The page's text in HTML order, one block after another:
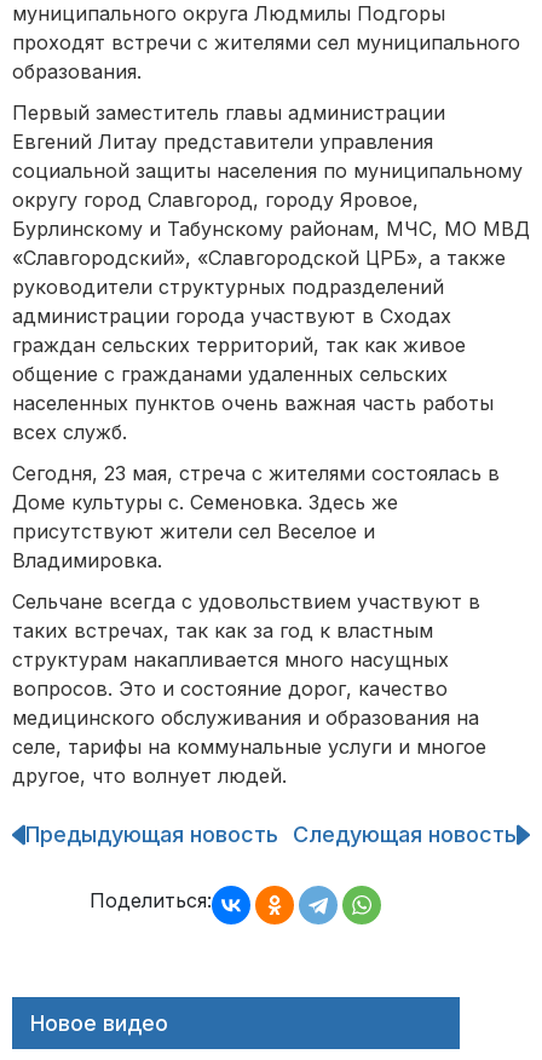
муниципального округа Людмилы Подгоры
проходят встречи с жителями сел муниципального
образования.
Первый заместитель главы администрации
Евгений Литау представители управления
социальной защиты населения по муниципальному
округу город Славгород, городу Яровое,
Бурлинскому и Табунскому районам, МЧС, МО МВД
«Славгородский», «Славгородской ЦРБ», а также
руководители структурных подразделений
администрации города участвуют в Сходах
граждан сельских территорий, так как живое
общение с гражданами удаленных сельских
населенных пунктов очень важная часть работы
всех служб.
Сегодня, 23 мая, стреча с жителями состоялась в
Доме культуры с. Семеновка. Здесь же
присутствуют жители сел Веселое и
Владимировка.
Сельчане всегда с удовольствием участвуют в
таких встречах, так как за год к властным
структурам накапливается много насущных
вопросов. Это и состояние дорог, качество
медицинского обслуживания и образования на
селе, тарифы на коммунальные услуги и многое
другое, что волнует людей.
Навигация
записям
Предыдующая новость Следующая новость
Поделиться:
Новое видео